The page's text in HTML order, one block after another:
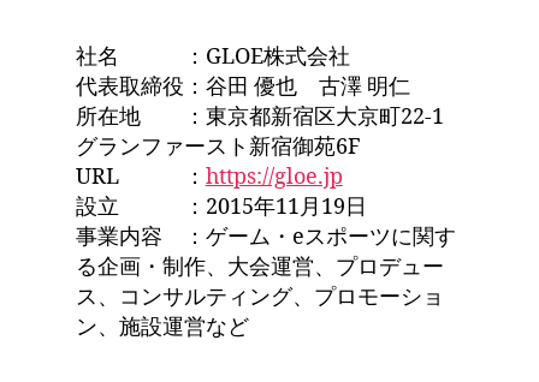
社名 ：GLOE株式会社
代表取締役：谷田 優也 古澤 明仁
所在地 ：東京都新宿区大京町22-1
グランファースト新宿御苑6F
URL ： https://gloe.jp
設立 ：2015年11月19日
事業内容 ：ゲーム・eスポーツに関す
る企画・制作、大会運営、プロデュー
ス、コンサルティング、プロモーショ
ン、施設運営など